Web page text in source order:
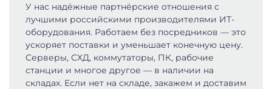
У нас надёжные партнёрские отношения с
лучшими российскими производителями ИТ-
оборудования. Работаем без посредников — это
ускоряет поставки и уменьшает конечную цену.
Серверы, СХД, коммутаторы, ПК, рабочие
станции и многое другое — в наличии на
складах. Если нет на складе, закажем и доставим